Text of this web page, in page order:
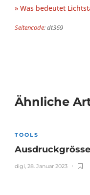
» Was bedeutet
Seitencode: dt369
Ähnliche
TOOLS
digi 28. Januar 2023